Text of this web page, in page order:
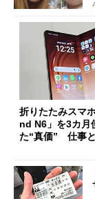
折りたたみスマ
nd N6」を3カ月
た“真価” 仕事